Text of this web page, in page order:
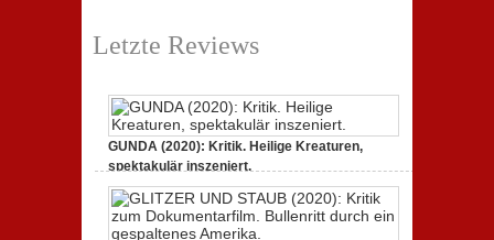
Letzte Reviews
GUNDA (2020): Kritik. Heilige Kreaturen,
spektakulär inszeniert.
GUNDA
(2020):
Kritik.